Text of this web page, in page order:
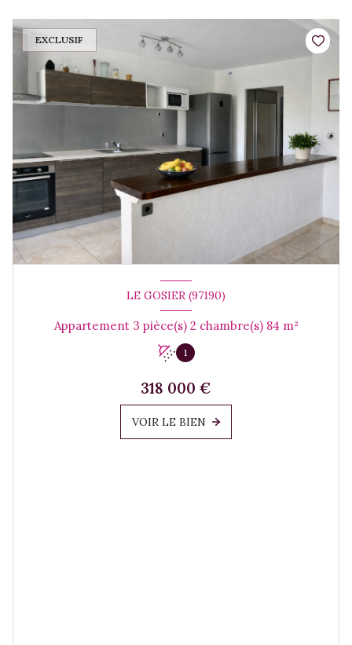
EXCLUSIF
LE GOSIER (97190)
Appartement 3 pièce(s) 2 chambre(s) 84 m²
1
318 000 €
VOIR LE BIEN